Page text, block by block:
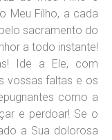
Meu Filho, a cada
sacramento do
a todo instante!
Ide a Ele, com
vossas faltas e os
como a
e perdoar! Se o
a Sua dolorosa